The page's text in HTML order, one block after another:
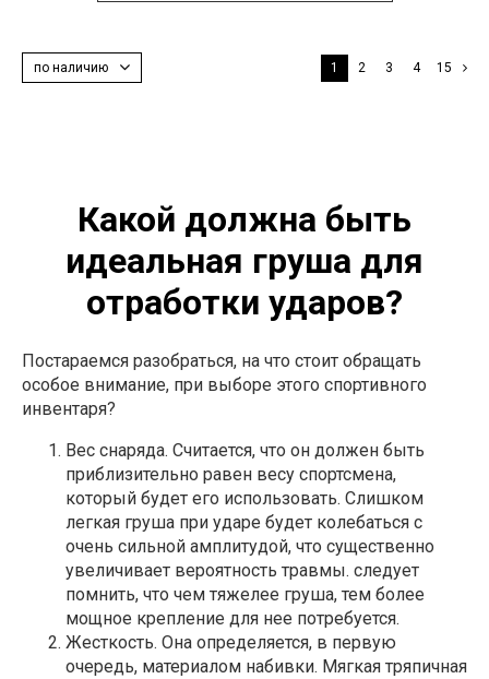
по наличию 1 2 3 4 15
Какой должна быть
идеальная груша для
отработки ударов?
Постараемся разобраться, на что стоит обращать
особое внимание, при выборе этого спортивного
инвентаря?
Вес снаряда. Считается, что он должен быть
приблизительно равен весу спортсмена,
который будет его использовать. Слишком
легкая груша при ударе будет колебаться с
очень сильной амплитудой, что существенно
увеличивает вероятность травмы. следует
помнить, что чем тяжелее груша, тем более
мощное крепление для нее потребуется.
Жесткость. Она определяется, в первую
очередь, материалом набивки. Мягкая тряпичная